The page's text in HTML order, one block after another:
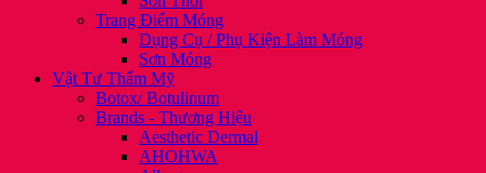
Trang Điểm Móng
Dụng Cụ / Phụ Kiện Làm Móng
Sơn Móng
Vật Tư Thẩm Mỹ
Botox/ Botulinum
Brands - Thương Hiệu
Aesthetic Dermal
AHOHWA